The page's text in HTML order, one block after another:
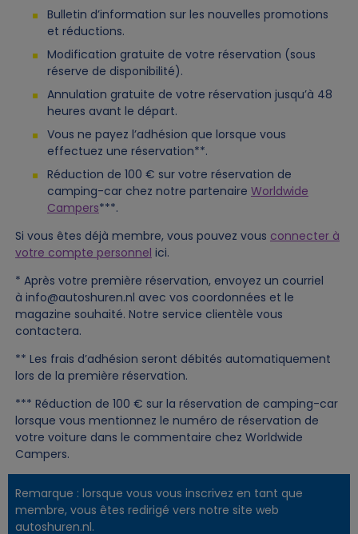
Bulletin d’information sur les nouvelles promotions
et réductions.
Modification gratuite de votre réservation (sous
réserve de disponibilité).
Annulation gratuite de votre réservation jusqu’à 48
heures avant le départ.
Vous ne payez l’adhésion que lorsque vous
effectuez une réservation**.
Réduction de 100 € sur votre réservation de
camping-car chez notre partenaire Worldwide
Campers***.
Si vous êtes déjà membre, vous pouvez vous connecter à
votre compte personnel ici.
* Après votre première réservation, envoyez un courriel
à info@autoshuren.nl avec vos coordonnées et le
magazine souhaité. Notre service clientèle vous
contactera.
** Les frais d’adhésion seront débités automatiquement
lors de la première réservation.
*** Réduction de 100 € sur la réservation de camping-car
lorsque vous mentionnez le numéro de réservation de
votre voiture dans le commentaire chez Worldwide
Campers.
Remarque : lorsque vous vous inscrivez en tant que
membre, vous êtes redirigé vers notre site web
autoshuren.nl.